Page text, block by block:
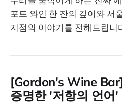
포트 와인 한 잔의 깊이와 서
지점의 이야기를 전해드립니
[Gordon's Wine
증명한 '저항의 언어'